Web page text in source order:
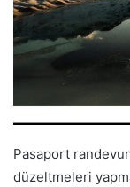
Pasaport
düzeltmeleri